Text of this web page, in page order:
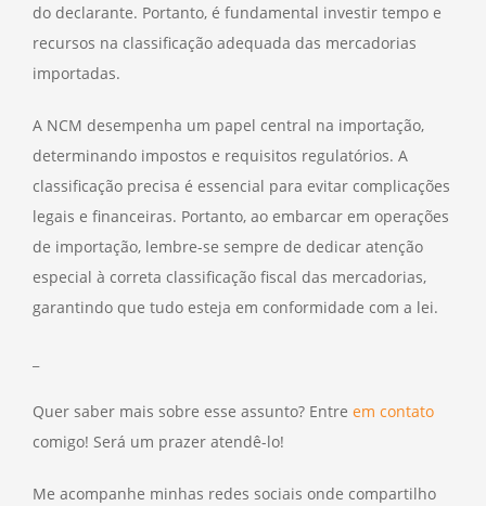
do declarante. Portanto, é fundamental investir tempo e
recursos na classificação adequada das mercadorias
importadas.
A NCM desempenha um papel central na importação,
determinando impostos e requisitos regulatórios. A
classificação precisa é essencial para evitar complicações
legais e financeiras. Portanto, ao embarcar em operações
de importação, lembre-se sempre de dedicar atenção
especial à correta classificação fiscal das mercadorias,
garantindo que tudo esteja em conformidade com a lei.
Quer saber mais sobre esse assunto? Entre em contato
comigo! Será um prazer atendê-lo!
Me acompanhe minhas redes sociais onde compartilho